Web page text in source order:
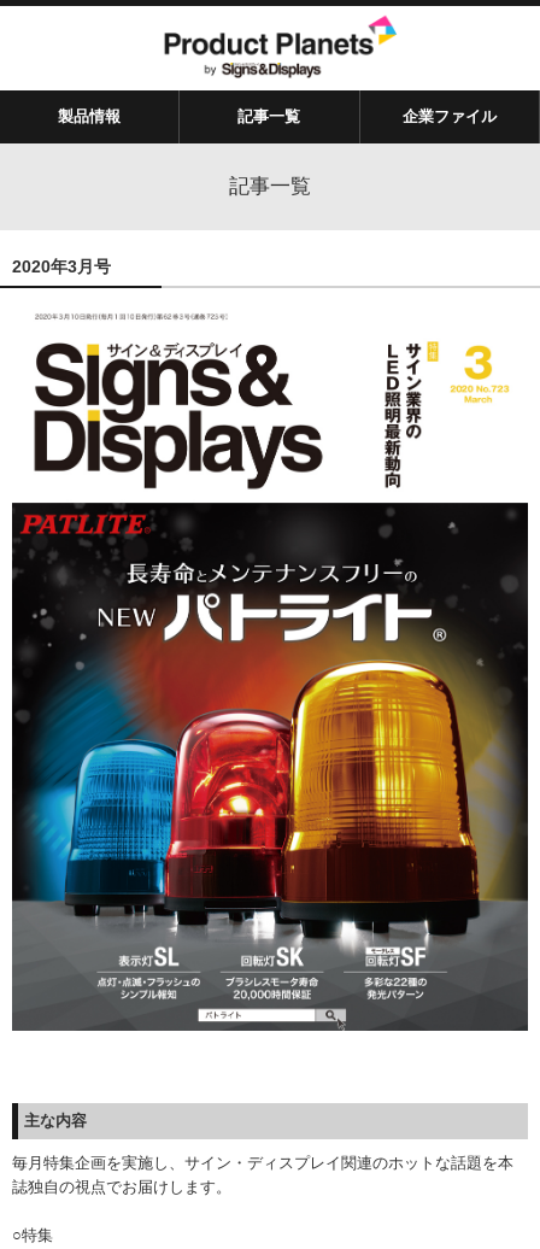
製品情報 記事一覧 企業ファイル
記事一覧
2020年3月号
主な内容
毎月特集企画を実施し、サイン・ディスプレイ関連のホットな話題を本
誌独自の視点でお届けします。
○特集